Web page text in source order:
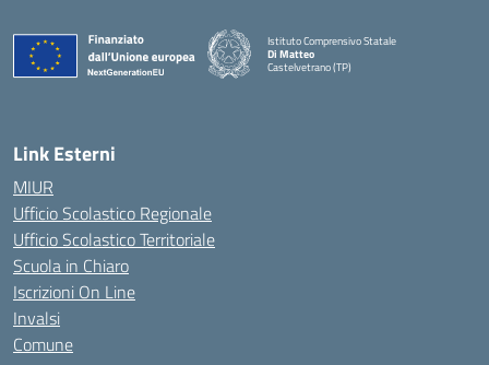
Istituto Comprensivo Statale
Di Matteo
Castelvetrano (TP)
Link Esterni
MIUR
Ufficio Scolastico Regionale
Ufficio Scolastico Territoriale
Scuola in Chiaro
Iscrizioni On Line
Invalsi
Comune